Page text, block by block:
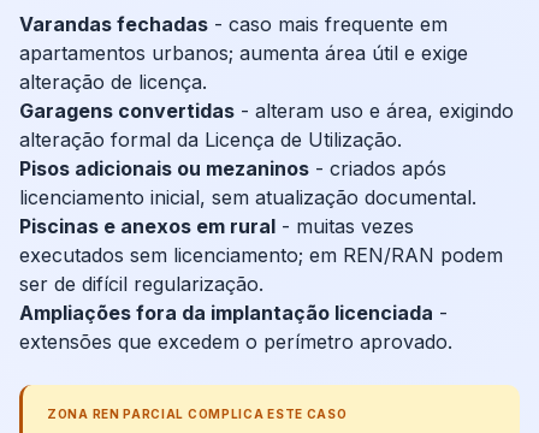
Varandas fechadas - caso mais frequente em
apartamentos urbanos; aumenta área útil e exige
alteração de licença.
Garagens convertidas - alteram uso e área, exigindo
alteração formal da Licença de Utilização.
Pisos adicionais ou mezaninos - criados após
licenciamento inicial, sem atualização documental.
Piscinas e anexos em rural - muitas vezes
executados sem licenciamento; em REN/RAN podem
ser de difícil regularização.
Ampliações fora da implantação licenciada -
extensões que excedem o perímetro aprovado.
ZONA REN PARCIAL COMPLICA ESTE CASO